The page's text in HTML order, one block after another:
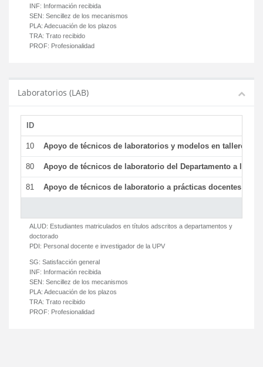
INF: Información recibida
SEN: Sencillez de los mecanismos
PLA: Adecuación de los plazos
TRA: Trato recibido
PROF: Profesionalidad
Laboratorios (LAB)
ID
10 Apoyo de técnicos de laboratorios y modelos en talleres/
80 Apoyo de técnicos de laboratorio del Departamento a la
81 Apoyo de técnicos de laboratorio a prácticas docentes y
ALUD: Estudiantes matriculados en títulos adscritos a departamentos y
doctorado
PDI: Personal docente e investigador de la UPV
SG: Satisfacción general
INF: Información recibida
SEN: Sencillez de los mecanismos
PLA: Adecuación de los plazos
TRA: Trato recibido
PROF: Profesionalidad